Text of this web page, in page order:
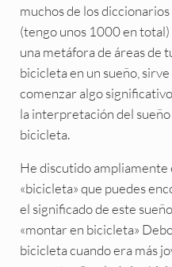
muchos de los
(tengo unos 1000 en
una metáfora de áreas de
bicicleta en un sueño,
comenzar algo
la interpretación del
bicicleta.
He discutido ampliamente
«bicicleta» que puedes
el significado de este
«montar en bicicleta»
bicicleta cuando era más